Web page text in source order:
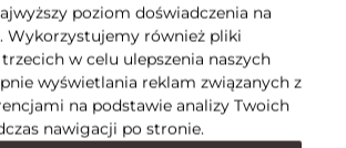
poziom doświadczenia na
Wykorzystujemy również pliki
w celu ulepszenia naszych
wyświetlania reklam związanych z
na podstawie analizy Twoich
nawigacji po stronie.